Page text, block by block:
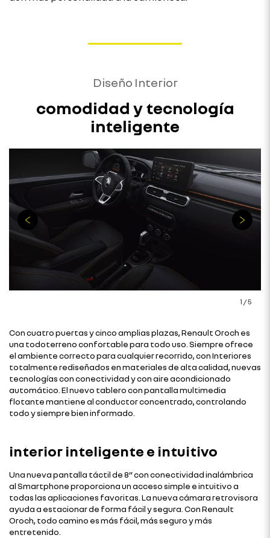
Diseño Interior
comodidad y tecnología
inteligente
1 /5
Con cuatro puertas y cinco amplias plazas, Renault Oroch es
una todoterreno confortable para todo uso. Siempre ofrece
el ambiente correcto para cualquier recorrido, con Interiores
totalmente rediseñados en materiales de alta calidad, nuevas
tecnologías con conectividad y con aire acondicionado
automático. El nuevo tablero con pantalla multimedia
flotante mantiene al conductor concentrado, controlando
todo y siempre bien informado.
interior inteligente e intuitivo
Una nueva pantalla táctil de 8” con conectividad inalámbrica
al Smartphone proporciona un acceso simple e intuitivo a
todas las aplicaciones favoritas. La nueva cámara retrovisora
ayuda a estacionar de forma fácil y segura. Con Renault
Oroch, todo camino es más fácil, más seguro y más
entretenido.